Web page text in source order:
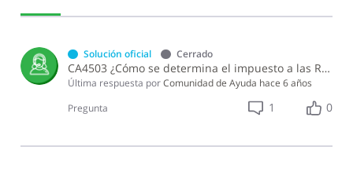
Retribuciones
Solución oficial Cerrado
CA4503 ¿Cómo se determina el impuesto a las Retribuciones Complementarias?
Última respuesta porComunidad de Ayuda hace 6 años
Pregunta
1 0